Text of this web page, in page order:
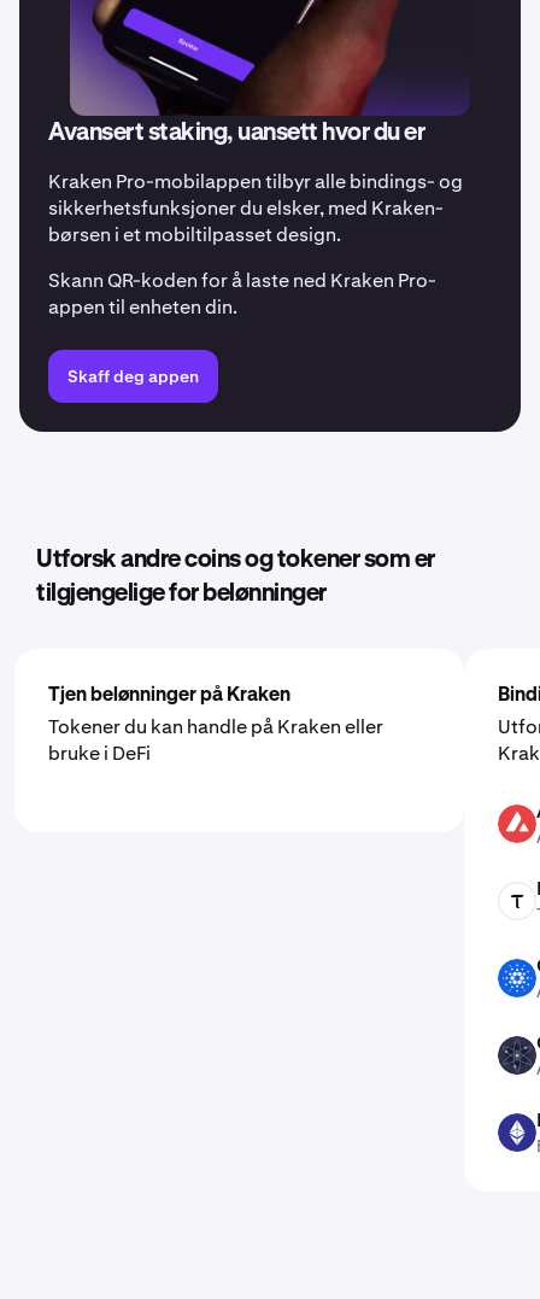
Avansert staking, uansett hvor du er
Kraken Pro-mobilappen tilbyr alle bindings- og
sikkerhetsfunksjoner du elsker, med Kraken-
børsen i et mobiltilpasset design.
Skann QR-koden for å laste ned Kraken Pro-
appen til enheten din.
Skaff deg appen
Utforsk andre coins og tokener som er
tilgjengelige for belønninger
Tjen belønninger på Kraken
Tokener du kan handle på Kraken eller
bruke i DeFi
AVAX
TAO
ADA
ATOM
ETH